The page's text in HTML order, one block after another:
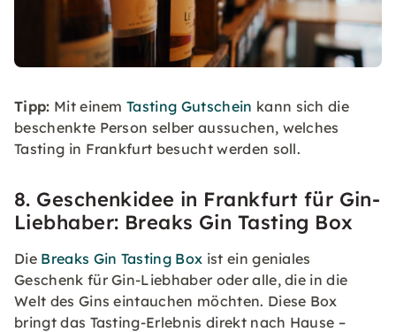
Tipp: Mit einemTasting Gutschein kann sich die
beschenkte Person selber aussuchen, welches
Tasting in Frankfurt besucht werden soll.
8. Geschenkidee in Frankfurt für Gin-
Liebhaber: Breaks Gin Tasting Box
Die Breaks Gin Tasting Box ist ein geniales
Geschenk für Gin-Liebhaber oder alle, die in die
Welt des Gins eintauchen möchten. Diese Box
bringt das Tasting-Erlebnis direkt nach Hause –